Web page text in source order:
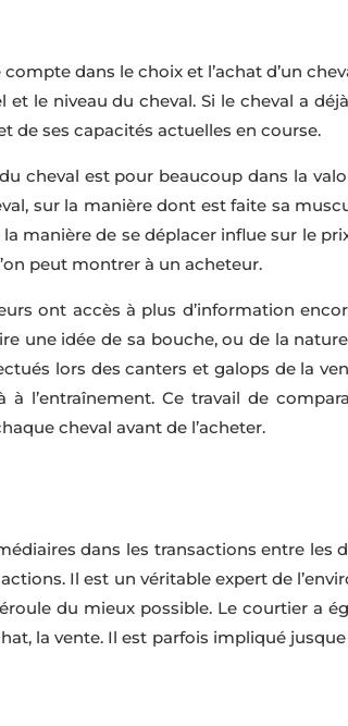
dans le choix et l’achat d’un
le niveau du cheval. Si le cheval a
de ses capacités actuelles en course.
cheval est pour beaucoup dans la
sur la manière dont est faite sa
la manière de se déplacer influe sur le
peut montrer à un acheteur.
ont accès à plus d’information
une idée de sa bouche, ou de la
lors des canters et galops de la
à l’entraînement. Ce travail de
cheval avant de l’acheter.
dans les transactions entre
Il est un véritable expert de
du mieux possible. Le courtier a
la vente. Il est parfois impliqué